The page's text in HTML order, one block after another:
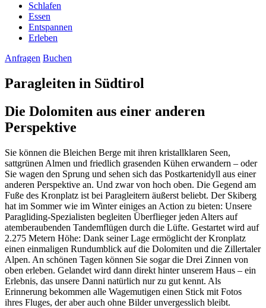
Schlafen
Essen
Entspannen
Erleben
Anfragen Buchen
Paragleiten in Südtirol
Die Dolomiten aus einer anderen
Perspektive
Sie können die Bleichen Berge mit ihren kristallklaren Seen,
sattgrünen Almen und friedlich grasenden Kühen erwandern – oder
Sie wagen den Sprung und sehen sich das Postkartenidyll aus einer
anderen Perspektive an. Und zwar von hoch oben. Die Gegend am
Fuße des Kronplatz ist bei Paragleitern äußerst beliebt. Der Skiberg
hat im Sommer wie im Winter einiges an Action zu bieten: Unsere
Paragliding-Spezialisten begleiten Überflieger jeden Alters auf
atemberaubenden Tandemflügen durch die Lüfte. Gestartet wird auf
2.275 Metern Höhe: Dank seiner Lage ermöglicht der Kronplatz
einen einmaligen Rundumblick auf die Dolomiten und die Zillertaler
Alpen. An schönen Tagen können Sie sogar die Drei Zinnen von
oben erleben. Gelandet wird dann direkt hinter unserem Haus – ein
Erlebnis, das unsere Danni natürlich nur zu gut kennt. Als
Erinnerung bekommen alle Wagemutigen einen Stick mit Fotos
ihres Fluges, der aber auch ohne Bilder unvergesslich bleibt.